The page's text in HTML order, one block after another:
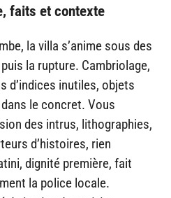
faits et contexte
la villa s’anime sous des
la rupture. Cambriolage,
d’indices inutiles, objets
le concret. Vous
des intrus, lithographies,
d’histoires, rien
dignité première, fait
la police locale.